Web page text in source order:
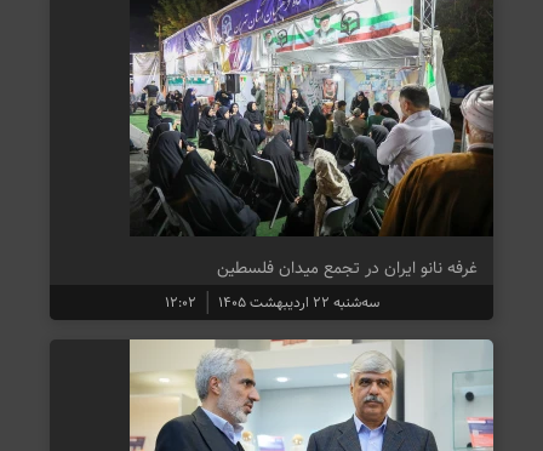
غرفه نانو ایران در تجمع میدان فلسطین
سه‌شنبه ۲۲ اردیبهشت ۱۴۰۵ ۱۲:۰۲